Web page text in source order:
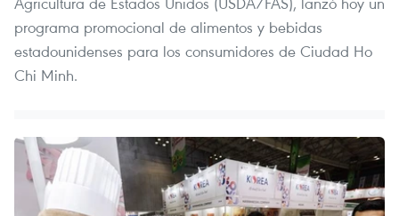
programa promocional de alimentos y bebidas
estadounidenses para los consumidores de Ciudad Ho
Chi Minh.